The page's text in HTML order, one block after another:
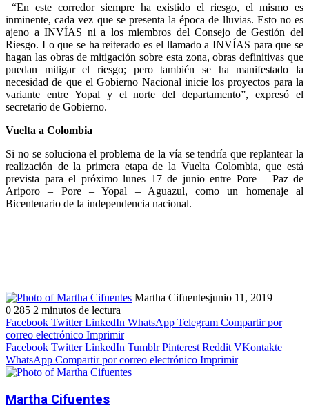
“En este corredor siempre ha existido el riesgo, el mismo es
inminente, cada vez que se presenta la época de lluvias. Esto no es
ajeno a INVÍAS ni a los miembros del Consejo de Gestión del
Riesgo. Lo que se ha reiterado es el llamado a INVÍAS para que se
hagan las obras de mitigación sobre esta zona, obras definitivas que
puedan mitigar el riesgo; pero también se ha manifestado la
necesidad de que el Gobierno Nacional inicie los proyectos para la
variante entre Yopal y el norte del departamento”, expresó el
secretario de Gobierno.
Vuelta a Colombia
Si no se soluciona el problema de la vía se tendría que replantear la
realización de la primera etapa de la Vuelta Colombia, que está
prevista para el próximo lunes 17 de junio entre Pore – Paz de
Ariporo – Pore – Yopal – Aguazul, como un homenaje al
Bicentenario de la independencia nacional.
Martha Cifuentesjunio 11, 2019
0 285 2 minutos de lectura
Facebook Twitter LinkedIn WhatsApp Telegram Compartir por
correo electrónico Imprimir
Facebook Twitter LinkedIn Tumblr Pinterest Reddit VKontakte
WhatsApp Compartir por correo electrónico Imprimir
Martha Cifuentes